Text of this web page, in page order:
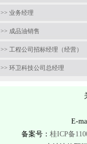
>> 业务经理
>> 成品油销售
>> 工程公司招标经理（经营）
>> 环卫科技公司总经理
E-
备案号： 桂ICP备